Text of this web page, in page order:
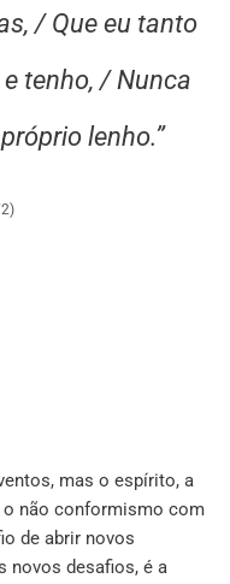
/ Que eu tanto
tenho, / Nunca
lenho.”
mas o espírito, a
o não conformismo com
de abrir novos
novos desafios, é a